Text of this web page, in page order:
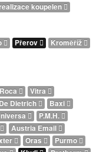
koupelen
Přerov
Kroměříž
Roca
Vitra
De Dietrich
Baxi
P.M.H.
Austria Email
Oras
Purmo